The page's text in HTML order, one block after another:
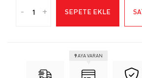
- + SEPETE EKLE
9AYA VARAN